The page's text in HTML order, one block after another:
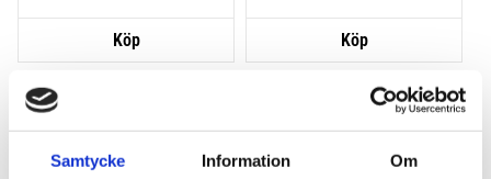
Samtycke Information Om
Lägg